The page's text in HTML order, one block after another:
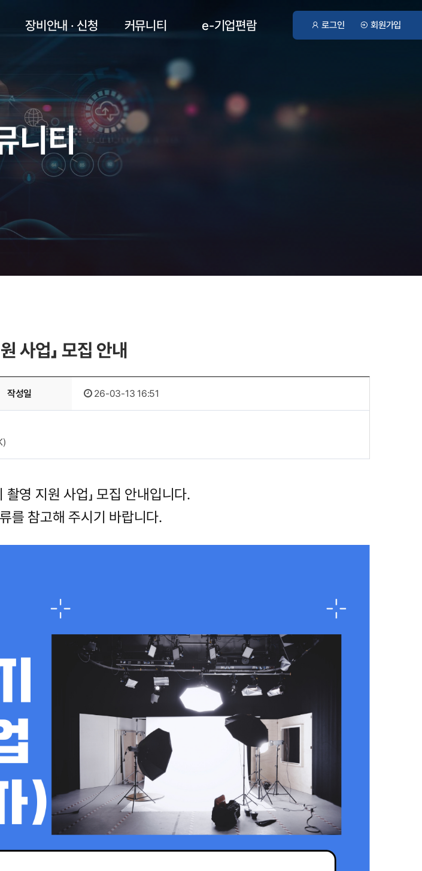
로그인 회원가입
장비안내 · 신청 커뮤니티 e-기업편람
니티
사업」 모집 안내
작성일 26-03-13 16:51
영 지원 사업」 모집 안내입니다.
를 참고해 주시기 바랍니다.